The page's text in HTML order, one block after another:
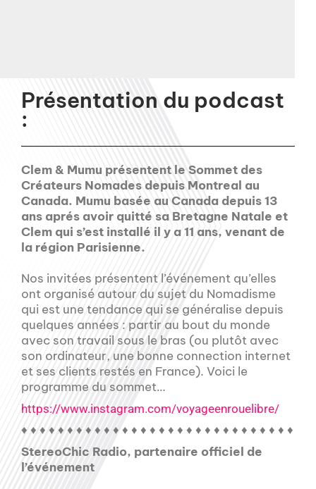
Présentation du podcast
:
Clem & Mumu présentent le Sommet des
Créateurs Nomades depuis Montreal au
Canada. Mumu basée au Canada depuis 13
ans aprés avoir quitté sa Bretagne Natale et
Clem qui s’est installé il y a 11 ans, venant de
la région Parisienne.
Nos invitées présentent l’événement qu’elles
ont organisé autour du sujet du Nomadisme
qui est une tendance qui se généralise depuis
quelques années : partir au bout du monde
avec son travail sous le bras (ou plutôt avec
son ordinateur, une bonne connection internet
et ses clients restés en France). Voici le
programme du sommet…
https://www.instagram.com/voyageenrouelibre/
♦ ♦ ♦ ♦ ♦ ♦ ♦ ♦ ♦ ♦ ♦ ♦ ♦ ♦ ♦ ♦ ♦ ♦ ♦ ♦ ♦ ♦ ♦ ♦ ♦ ♦ ♦ ♦ ♦ ♦
StereoChic Radio, partenaire officiel de
l’événement